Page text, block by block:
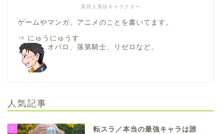
異邦人系珍キャラクター
ゲームやマンガ、アニメのことを書いてます。
⇒ にゅうにゅうす
オバロ、落第騎士、リゼロなど。
人気記事
1
転スラ／本当の最強キャラは誰